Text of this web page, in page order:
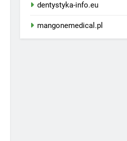
dentystyka-info.eu
mangonemedical.pl